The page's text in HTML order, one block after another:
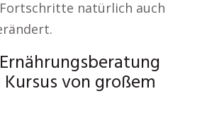
natürlich auch
von großem